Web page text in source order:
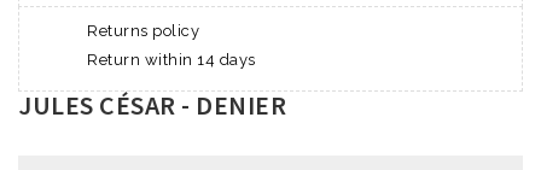
Returns policy
Return within 14 days
JULES CÉSAR - DENIER